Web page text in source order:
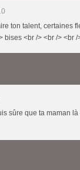
ton talent, certaines
bises <br /> <br /> <br
sûre que ta maman